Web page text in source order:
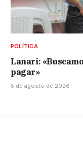
POLÍTICA
Lanari:
pagar»
5 de agosto de 2026